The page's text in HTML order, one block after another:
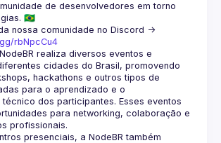
de desenvolvedores em torno
nossa comunidade no Discord ->
rbNpcCu4
realiza diversos eventos e
cidades do Brasil, promovendo
hackathons e outros tipos de
para o aprendizado e o
técnico dos participantes. Esses eventos
para networking, colaboração e
presenciais, a NodeBR também